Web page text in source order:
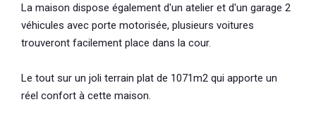
La maison dispose également d'un atelier et d'un garage 2
véhicules avec porte motorisée, plusieurs voitures
trouveront facilement place dans la cour.
Le tout sur un joli terrain plat de 1071m2 qui apporte un
réel confort à cette maison.